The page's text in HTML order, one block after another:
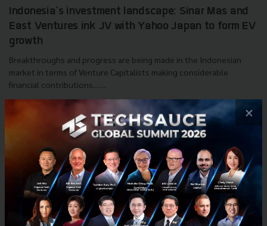
Indonesia's investment landscape: Sinar Mas and
East Ventures ink JV with Yahoo Japan to form EV
growth
Breakthroughs and progress are being made in the Indonesian
market in terms of Venture Capitalists making considerable
financial contributions.......
Sina Mas Indonesia Yahoo Japan
×